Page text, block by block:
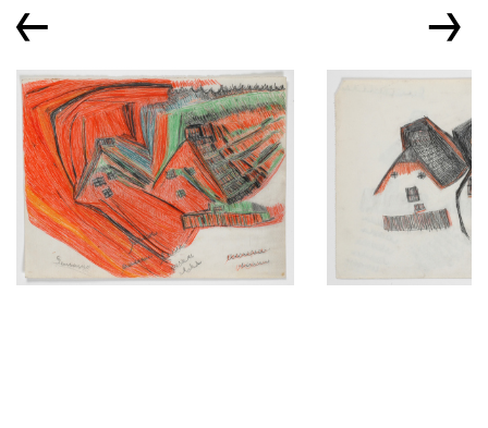
← →